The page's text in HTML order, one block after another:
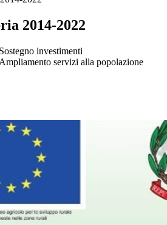
2014-2022
investimenti
servizi alla popolazione